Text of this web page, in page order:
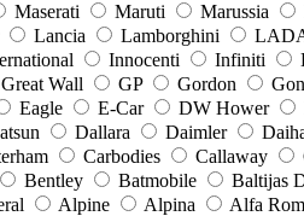
Maserati Maruti Marussia
Lancia Lamborghini
Innocenti Infiniti
Great Wall GP Gordon
Eagle E-Car DW Hower
Dallara Daimler
Carbodies Callaway
Bentley Batmobile Baltijas
Alpine Alpina Alfa